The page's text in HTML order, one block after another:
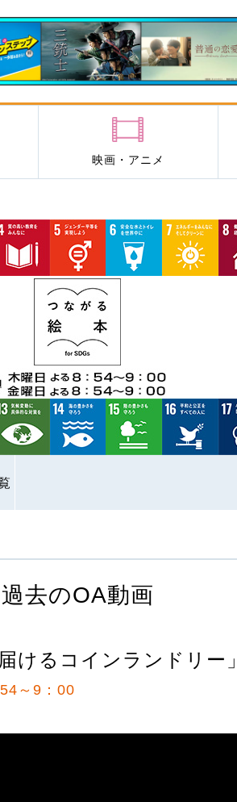
映画・アニメ
過去のOA動画
けるコインランドリー」
～9：00